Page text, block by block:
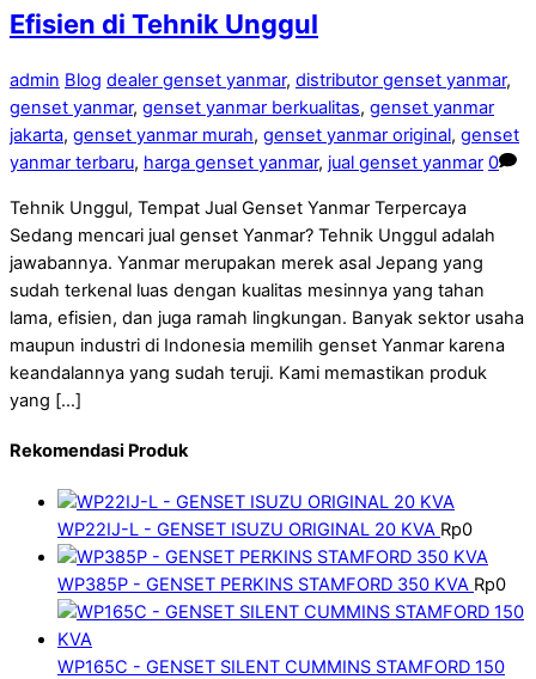
Efisien di Tehnik Unggul
admin Blog dealer genset yanmar, distributor genset yanmar,
genset yanmar, genset yanmar berkualitas, genset yanmar
jakarta, genset yanmar murah, genset yanmar original, genset
yanmar terbaru, harga genset yanmar, jual genset yanmar 0
Tehnik Unggul, Tempat Jual Genset Yanmar Terpercaya
Sedang mencari jual genset Yanmar? Tehnik Unggul adalah
jawabannya. Yanmar merupakan merek asal Jepang yang
sudah terkenal luas dengan kualitas mesinnya yang tahan
lama, efisien, dan juga ramah lingkungan. Banyak sektor usaha
maupun industri di Indonesia memilih genset Yanmar karena
keandalannya yang sudah teruji. Kami memastikan produk
yang […]
Rekomendasi Produk
WP22IJ-L - GENSET ISUZU ORIGINAL 20 KVA Rp0
WP385P - GENSET PERKINS STAMFORD 350 KVA Rp0
WP165C - GENSET SILENT CUMMINS STAMFORD 150